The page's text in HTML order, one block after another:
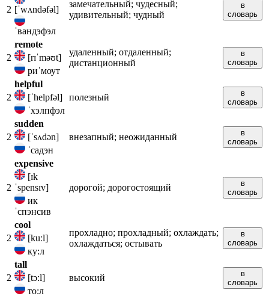
2 [ˈwʌndəfəl]
ˈвандэфэл
замечательный; чудесный;
удивительный; чудный
в
словарь
2
remote
[rɪˈməʊt]
риˈмоут
удаленный; отдаленный;
дистанционный
в
словарь
2
helpful
[ˈhelpfəl]
ˈхэлпфэл
полезный
в
словарь
2
sudden
[ˈsʌdən]
ˈсадэн
внезапный; неожиданный
в
словарь
2
expensive
[ɪk
ˈspensɪv]
ик
ˈспэнсив
дорогой; дорогостоящий
в
словарь
2
cool
[kuːl]
ку:л
прохладно; прохладный; охлаждать;
охлаждаться; остывать
в
словарь
2
tall
[tɔːl]
то:л
высокий
в
словарь